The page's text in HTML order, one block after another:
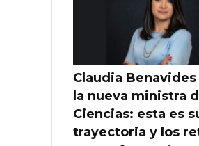
Claudia Benavides
la nueva ministra
Ciencias: esta es
trayectoria y los